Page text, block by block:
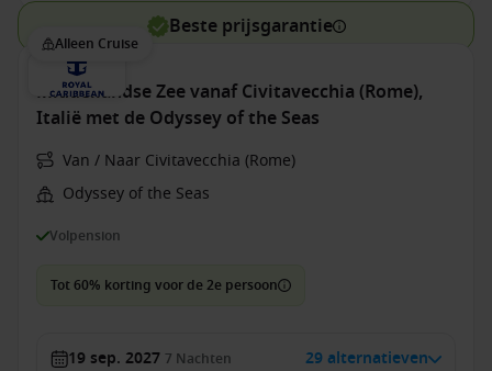
Beste prijsgarantie
Alleen Cruise
Middellandse Zee vanaf Civitavecchia (Rome),
Italië met de Odyssey of the Seas
Van / Naar Civitavecchia (Rome)
Odyssey of the Seas
Volpension
Tot 60% korting voor de 2e persoon
19 sep. 2027 7 Nachten 29 alternatieven